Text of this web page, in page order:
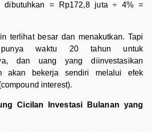
dibutuhkan = Rp172,8 juta ÷ 4% =
terlihat besar dan menakutkan. Tapi
waktu 20 tahun untuk
dan uang yang diinvestasikan
akan bekerja sendiri melalui efek
interest).
Cicilan Investasi Bulanan yang